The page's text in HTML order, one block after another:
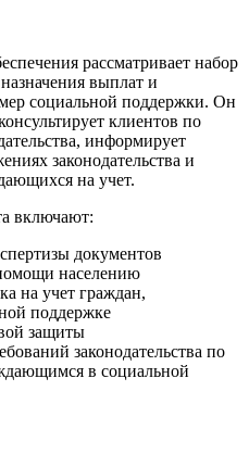
рассматривает набор
выплат и
социальной поддержки. Он
клиентов по
информирует
законодательства и
на учет.
включают:
документов
населению
на учет граждан,
поддержке
защиты
законодательства по
в социальной